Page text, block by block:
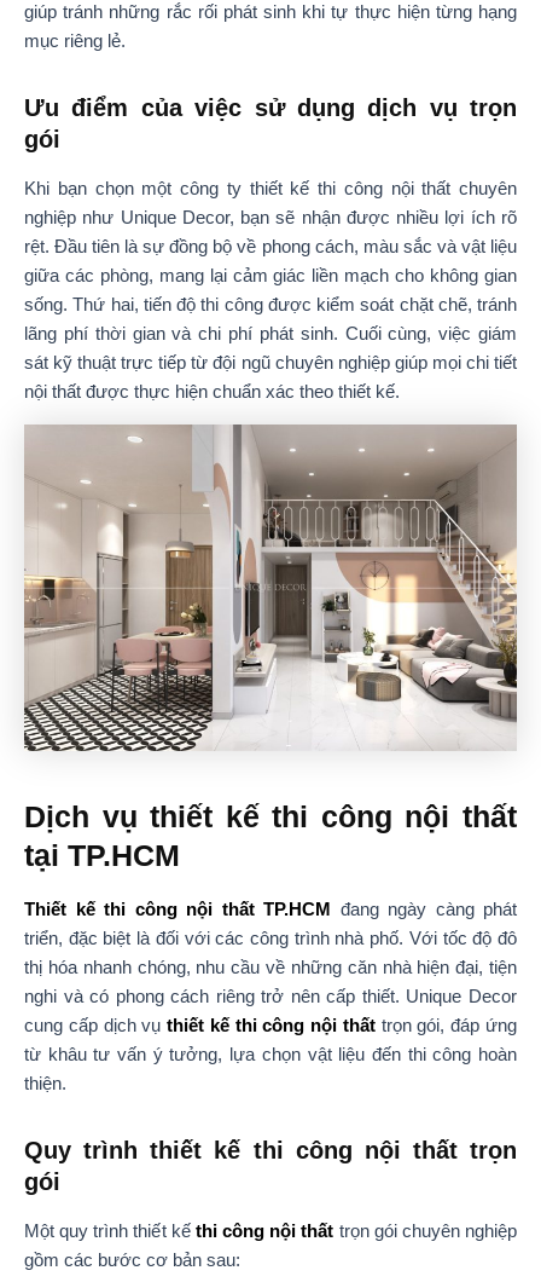
giúp tránh những rắc rối phát sinh khi tự thực hiện từng hạng
mục riêng lẻ.
Ưu điểm của việc sử dụng dịch vụ trọn
gói
Khi bạn chọn một công ty thiết kế thi công nội thất chuyên
nghiệp như Unique Decor, bạn sẽ nhận được nhiều lợi ích rõ
rệt. Đầu tiên là sự đồng bộ về phong cách, màu sắc và vật liệu
giữa các phòng, mang lại cảm giác liền mạch cho không gian
sống. Thứ hai, tiến độ thi công được kiểm soát chặt chẽ, tránh
lãng phí thời gian và chi phí phát sinh. Cuối cùng, việc giám
sát kỹ thuật trực tiếp từ đội ngũ chuyên nghiệp giúp mọi chi tiết
nội thất được thực hiện chuẩn xác theo thiết kế.
Dịch vụ thiết kế thi công nội thất
tại TP.HCM
Thiết kế thi công nội thất TP.HCM
đang ngày càng phát
triển, đặc biệt là đối với các công trình nhà phố. Với tốc độ đô
thị hóa nhanh chóng, nhu cầu về những căn nhà hiện đại, tiện
nghi và có phong cách riêng trở nên cấp thiết. Unique Decor
cung cấp dịch vụthiết kế thi công nội thấttrọn gói, đáp ứng
từ khâu tư vấn ý tưởng, lựa chọn vật liệu đến thi công hoàn
thiện.
Quy trình thiết kế thi công nội thất trọn
gói
Một quy trình thiết kế thi công nội thất trọn gói chuyên nghiệp
gồm các bước cơ bản sau: